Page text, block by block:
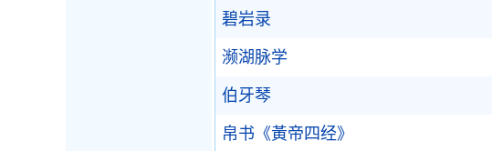
碧岩录
濒湖脉学
伯牙琴
帛书《黃帝四经》